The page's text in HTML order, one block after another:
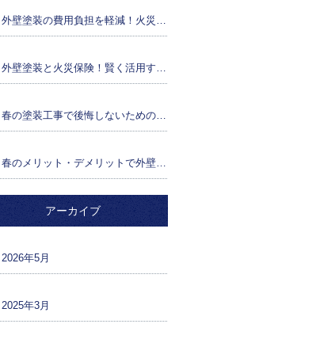
外壁塗装の費用負担を軽減！火災保険・経年劣化対策
外壁塗装と火災保険！賢く活用するための条件と申請方法
春の塗装工事で後悔しないための注意点・準備・業者選び
春のメリット・デメリットで外壁塗装成功！後悔しないためのポイント
アーカイブ
2026年5月
2025年3月